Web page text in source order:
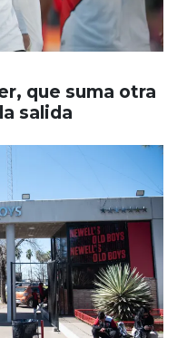
que suma otra
salida